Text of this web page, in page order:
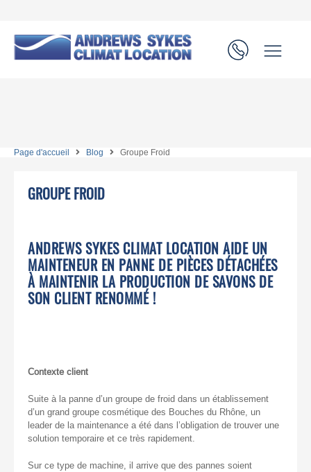
Page d'accueil Blog Groupe Froid
GROUPE FROID
ANDREWS SYKES CLIMAT LOCATION AIDE UN
MAINTENEUR EN PANNE DE PIÈCES DÉTACHÉES
À MAINTENIR LA PRODUCTION DE SAVONS DE
SON CLIENT RENOMMÉ !
Contexte client
Suite à la panne d’un groupe de froid dans un établissement
d’un grand groupe cosmétique des Bouches du Rhône, un
leader de la maintenance a été dans l’obligation de trouver une
solution temporaire et ce très rapidement.
Sur ce type de machine, il arrive que des pannes soient